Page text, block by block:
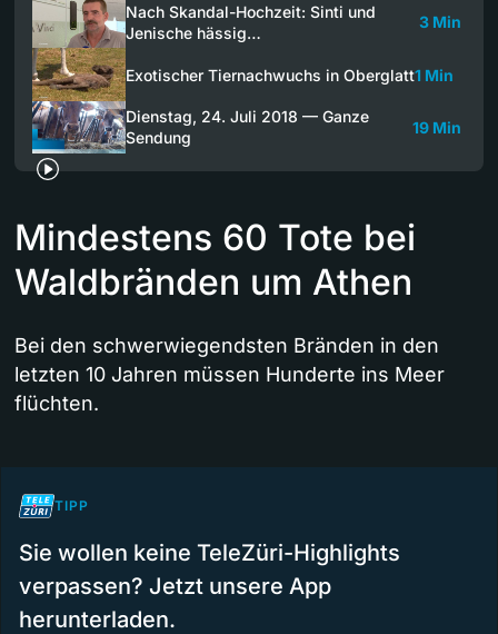
Nach Skandal-Hochzeit: Sinti und
Jenische hässig…
3 Min
Exotischer Tiernachwuchs in Oberglatt1 Min
Dienstag, 24. Juli 2018 — Ganze
Sendung
19 Min
Mindestens 60 Tote bei
Waldbränden um Athen
Bei den schwerwiegendsten Bränden in den
letzten 10 Jahren müssen Hunderte ins Meer
flüchten.
TIPP
Sie wollen keine TeleZüri-Highlights
verpassen? Jetzt unsere App
herunterladen.